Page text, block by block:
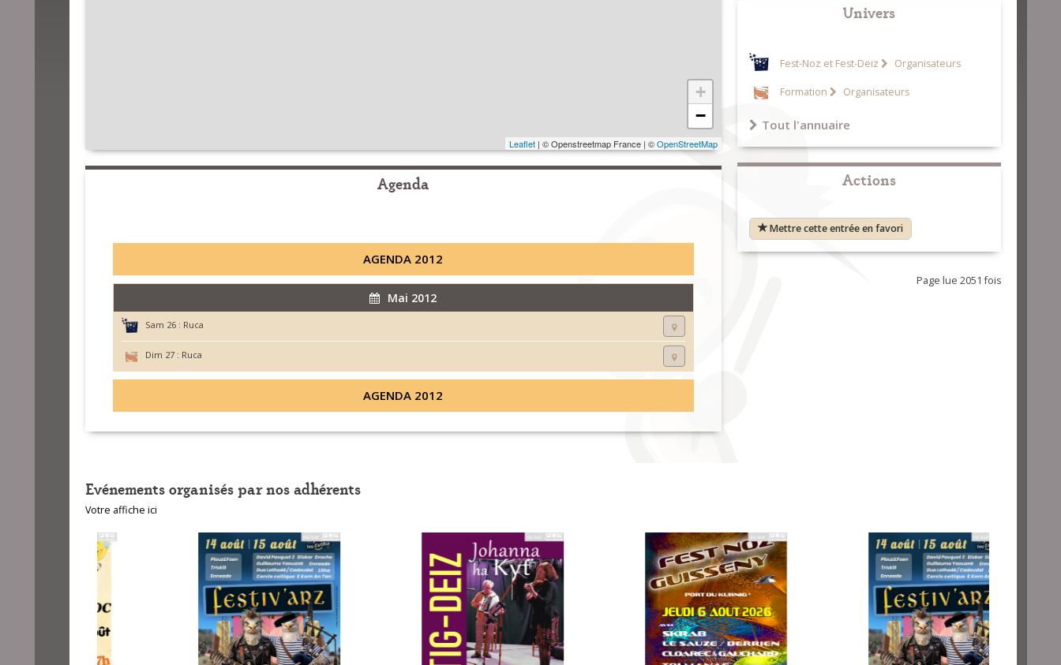
+
−
Leaflet| © Openstreetmap France | ©OpenStreetMap
Agenda
AGENDA 2012
Mai 2012
Sam 26 : Ruca
Dim 27 : Ruca
AGENDA 2012
Univers
Fest-Noz et Fest-Deiz Organisateurs
Formation Organisateurs
Tout l'annuaire
Actions
Mettre cette entrée en favori
Page lue 2051 fois
Evénements organisés par nos adhérents
Votre affiche ici